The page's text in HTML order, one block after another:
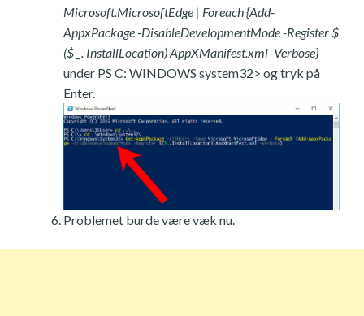
Microsoft.MicrosoftEdge | Foreach {Add-
AppxPackage -DisableDevelopmentMode -Register $
($ _. InstallLocation) AppXManifest.xml -Verbose}
under PS C: WINDOWS system32> og tryk på
Enter.
Problemet burde være væk nu.